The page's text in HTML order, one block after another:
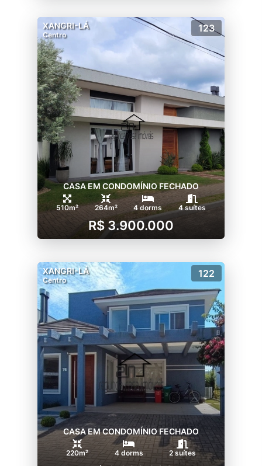
XANGRI-LÁ
Centro
123
CASA EM CONDOMÍNIO FECHADO
510m² 264m² 4 dorms 4 suítes
R$ 3.900.000
XANGRI-LÁ
Centro
122
CASA EM CONDOMÍNIO FECHADO
220m² 4 dorms 2 suítes